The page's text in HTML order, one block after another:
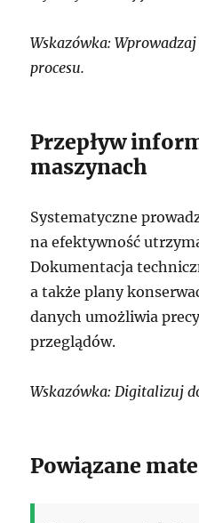
Wskazówka:
procesu.
Przepływ
maszynach
Systematyczne
na efektywność
Dokumentacja
a także plany
danych umożliwia
przeglądów.
Wskazówka: Digitalizuj
Powiązane